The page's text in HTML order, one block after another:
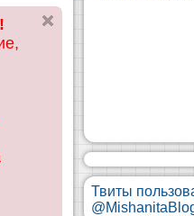
ск
Твиты